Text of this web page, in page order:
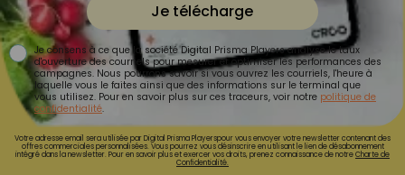
Je télécharge
Je consens à ce que la société Digital Prisma Players analyse le taux
d'ouverture des courriels pour mesurer et optimiser les performances des
campagnes. Nous pourrons savoir si vous ouvrez les courriels, l'heure à
laquelle vous le faites ainsi que des informations sur le terminal que
vous utilisez. Pour en savoir plus sur ces traceurs, voir notre politique de
confidentialité.
Votre adresse email sera utilisée par Digital Prisma Playerspour vous envoyer votre newsletter contenant des
offres commerciales personnalisées. Vous pourrez vous désinscrire en utilisant le lien de désabonnement
intégré dans la newsletter. Pour en savoir plus et exercer vos droits, prenez connaissance de notreCharte de
Confidentialité.